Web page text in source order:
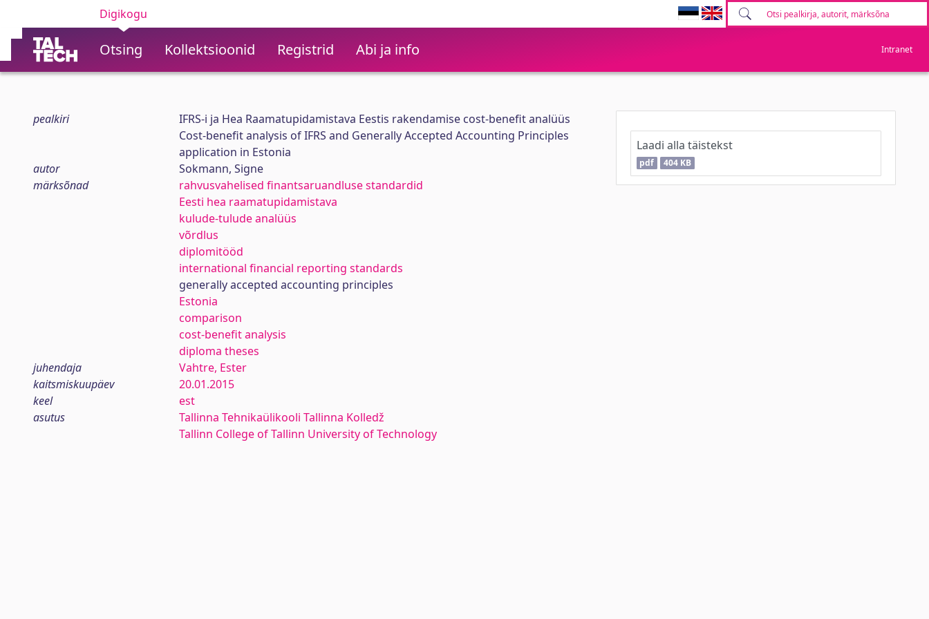
Digikogu
Otsing Kollektsioonid Registrid Abi ja info Intranet
pealkiri
IFRS-i ja Hea Raamatupidamistava Eestis rakendamise cost-benefit analüüs
Cost-benefit analysis of IFRS and Generally Accepted Accounting Principles
application in Estonia
autor
Sokmann, Signe
märksõnad
rahvusvahelised finantsaruandluse standardid
Eesti hea raamatupidamistava
kulude-tulude analüüs
võrdlus
diplomitööd
international financial reporting standards
generally accepted accounting principles
Estonia
comparison
cost-benefit analysis
diploma theses
juhendaja
Vahtre, Ester
kaitsmiskuupäev
20.01.2015
keel
est
asutus
Tallinna Tehnikaülikooli Tallinna Kolledž
Tallinn College of Tallinn University of Technology
Laadi alla täistekst
pdf 404 KB